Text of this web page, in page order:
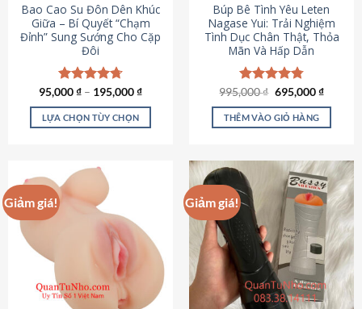
Bao Cao Su Đôn Dên Khúc
Giữa – Bí Quyết “Chạm
Đỉnh” Sung Sướng Cho Cặp
Đôi
Được xếp
hạng4.70
5 sao
95,000₫ – 195,000₫
LỰA CHỌN TÙY CHỌN
này
nhiều
biến
thể.
chọn
Búp Bê Tình Yêu Leten
Nagase Yui: Trải Nghiệm
Tình Dục Chân Thật, Thỏa
Mãn Và Hấp Dẫn
Được xếp
hạng4.80
5 sao
995,000₫ Giá
là:
995,000 ₫.
695,000₫Giá
tại
THÊM VÀO GIỎ HÀNG
Giảm giá! Giảm giá!